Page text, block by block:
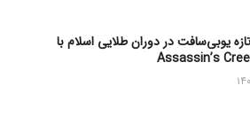
یوبی‌سافت در دوران طلایی اسلام با
Assassin’s